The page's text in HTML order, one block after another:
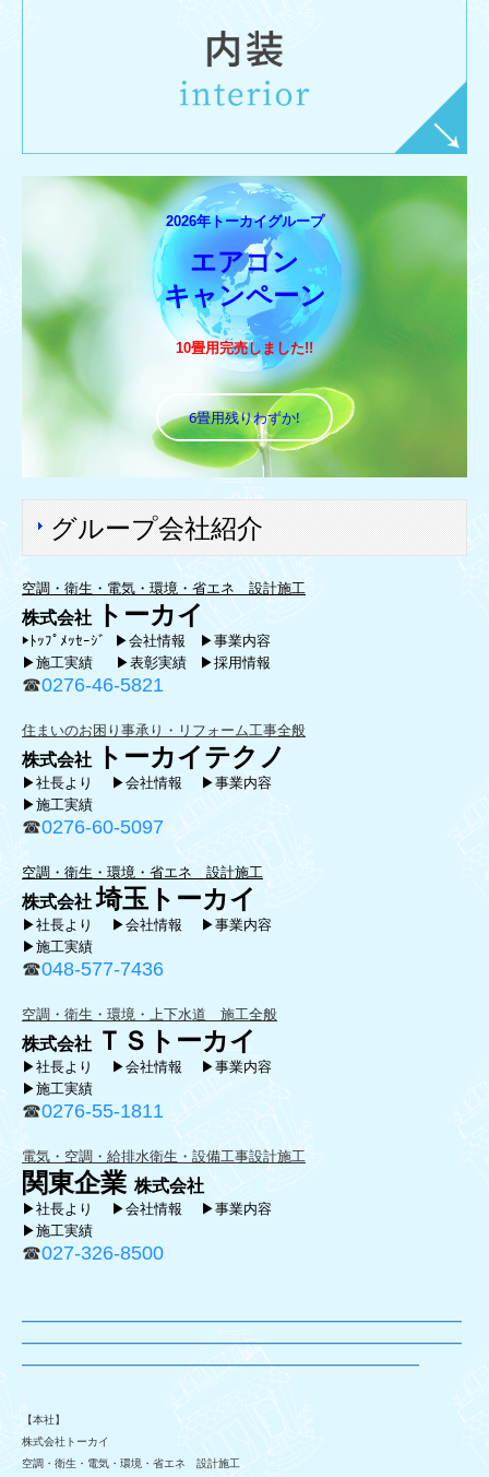
2026年トーカイグループ
エアコン
キャンペーン
10畳用完売しました!!
6畳用残りわずか!
グループ会社紹介
空調・衛生・電気・環境・省エネ 設計施工
株式会社 トーカイ
▶ ﾄｯﾌﾟﾒｯｾｰｼﾞ ▶会社情報
▶事業内容
▶施工実績
▶表彰実績 ▶採用情報
☎0276-46-5821
住まいのお困り事承り・リフォーム工事全般
株式会社 トーカイテクノ
▶社長より ▶会社情報
▶事業内容
▶施工実績
☎0276-60-5097
空調・衛生・環境・省エネ 設計施工
株式会社 埼玉トーカイ
▶社長より ▶会社情報
▶事業内容
▶施工実績
☎048-577-7436
空調・衛生・環境・上下水道 施工全般
株式会社 ＴＳトーカイ
▶社長より ▶会社情報
▶事業内容
▶施工実績
☎0276-55-1811
電気・空調・給排水衛生・設備工事設計施工
関東企業 株式会社
▶社長より ▶会社情報 ▶事業内容
▶施工実績
☎027-326-8500
―――――――――――――――――――――――――――――――
―――――――――――――――――――――――――――――――
――――――――――――――――――――――――――――
【本社】
株式会社トーカイ
空調・衛生・電気・環境・省エネ 設計施工